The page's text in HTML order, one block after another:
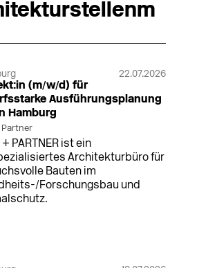
22.07.2026
(m/w/d) für
Ausführungsplanung
Hamburg
Partner
+ PARTNER ist ein
Architekturbüro für
Bauten im
Forschungsbau und